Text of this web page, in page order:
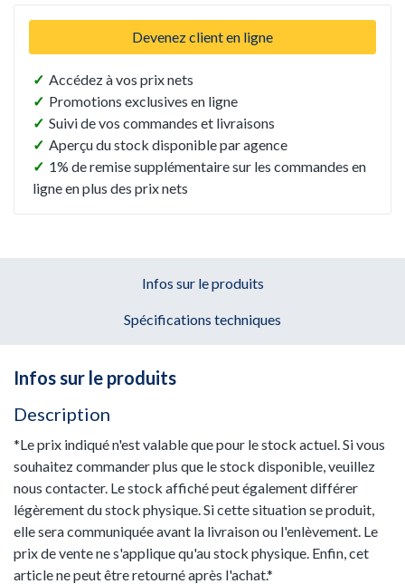
Devenez client en ligne
✓ Accédez à vos prix nets
✓ Promotions exclusives en ligne
✓ Suivi de vos commandes et livraisons
✓ Aperçu du stock disponible par agence
✓ 1% de remise supplémentaire sur les commandes en
ligne en plus des prix nets
Infos sur le produits
Spécifications techniques
Infos sur le produits
Description
*Le prix indiqué n'est valable que pour le stock actuel. Si vous
souhaitez commander plus que le stock disponible, veuillez
nous contacter. Le stock affiché peut également différer
légèrement du stock physique. Si cette situation se produit,
elle sera communiquée avant la livraison ou l'enlèvement. Le
prix de vente ne s'applique qu'au stock physique. Enfin, cet
article ne peut être retourné après l'achat.*